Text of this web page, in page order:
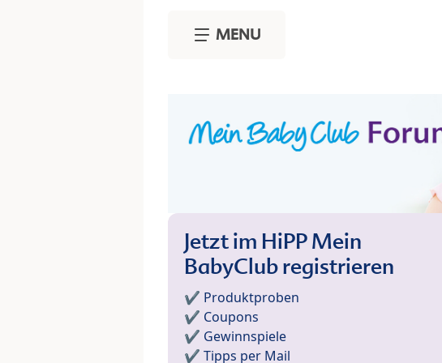
MENU
Jetzt im HiPP Mein
BabyClub registrieren
✔️ Produktproben
✔️ Coupons
✔️ Gewinnspiele
✔️ Tipps per Mail